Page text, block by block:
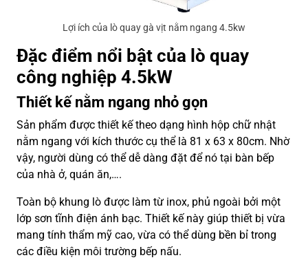
Lợi ích của lò quay gà vịt nằm ngang 4.5kw
Đặc điểm nổi bật của lò quay
công nghiệp 4.5kW
Thiết kế nằm ngang nhỏ gọn
Sản phẩm được thiết kế theo dạng hình hộp chữ nhật
nằm ngang với kích thước cụ thể là 81 x 63 x 80cm. Nhờ
vậy, người dùng có thể dễ dàng đặt để nó tại bàn bếp
của nhà ở, quán ăn,….
Toàn bộ khung lò được làm từ inox, phủ ngoài bởi một
lớp sơn tĩnh điện ánh bạc. Thiết kế này giúp thiết bị vừa
mang tính thẩm mỹ cao, vừa có thể dùng bền bỉ trong
các điều kiện môi trường bếp nấu.